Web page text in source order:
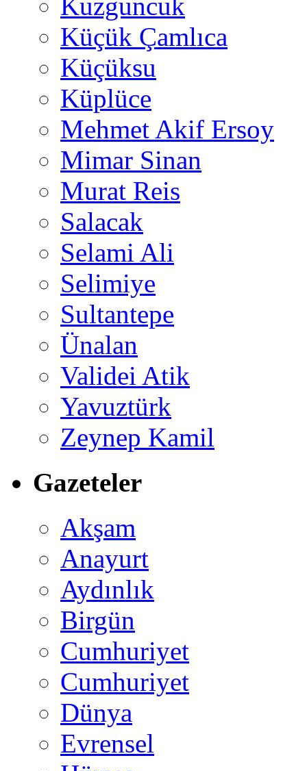
Küçük Çamlıca
Küçüksu
Küplüce
Mehmet Akif Ersoy
Mimar Sinan
Murat Reis
Salacak
Selami Ali
Selimiye
Sultantepe
Ünalan
Validei Atik
Yavuztürk
Zeynep Kamil
Gazeteler
Akşam
Anayurt
Aydınlık
Birgün
Cumhuriyet
Cumhuriyet
Dünya
Evrensel